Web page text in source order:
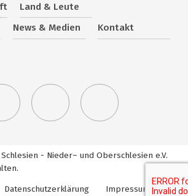
Land & Leute
News & Medien Kontakt
- Nieder– und Oberschlesien e.V.
Datenschutzerklärung Impressum